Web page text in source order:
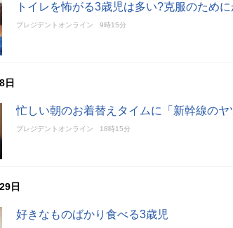
トイレを怖がる3歳児は多い?克服のため
プレジデントオンライン 9時15分
日
忙しい朝のお着替えタイムに「新幹線のヤ
プレジデントオンライン 18時15分
日
好きなものばかり食べる3歳児